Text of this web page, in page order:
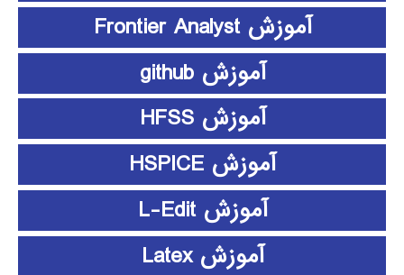
آموزش Frontier Analyst
آموزش github
آموزش HFSS
آموزش HSPICE
آموزش L-Edit
آموزش Latex